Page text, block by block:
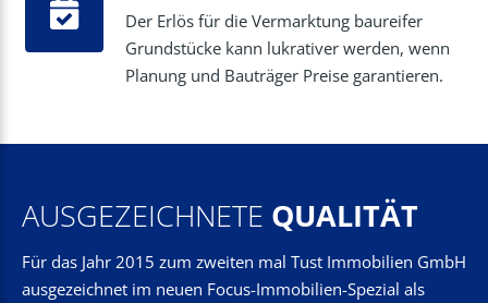
Der Erlös für die Vermarktung baureifer
Grundstücke kann lukrativer werden, wenn
Planung und Bauträger Preise garantieren.
AUSGEZEICHNETE QUALITÄT
Für das Jahr 2015 zum zweiten mal Tust Immobilien GmbH
ausgezeichnet im neuen Focus-Immobilien-Spezial als